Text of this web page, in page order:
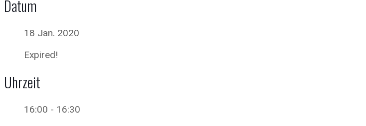
Datum
18 Jan. 2020
Expired!
Uhrzeit
16:00 - 16:30